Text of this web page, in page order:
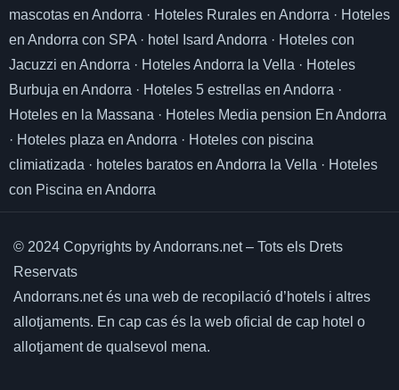
mascotas en Andorra · Hoteles Rurales en Andorra · Hoteles
en Andorra con SPA · hotel Isard Andorra · Hoteles con
Jacuzzi en Andorra · Hoteles Andorra la Vella · Hoteles
Burbuja en Andorra · Hoteles 5 estrellas en Andorra ·
Hoteles en la Massana · Hoteles Media pension En Andorra
· Hoteles plaza en Andorra · Hoteles con piscina
climiatizada · hoteles baratos en Andorra la Vella · Hoteles
con Piscina en Andorra
© 2024 Copyrights by Andorrans.net – Tots els Drets
Reservats
Andorrans.net és una web de recopilació d’hotels i altres
allotjaments. En cap cas és la web oficial de cap hotel o
allotjament de qualsevol mena.